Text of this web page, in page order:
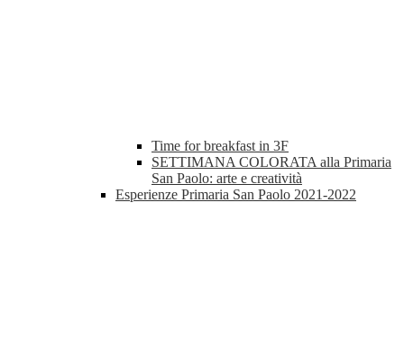
Time for breakfast in 3F
SETTIMANA COLORATA alla Primaria
San Paolo: arte e creatività
Esperienze Primaria San Paolo 2021-2022